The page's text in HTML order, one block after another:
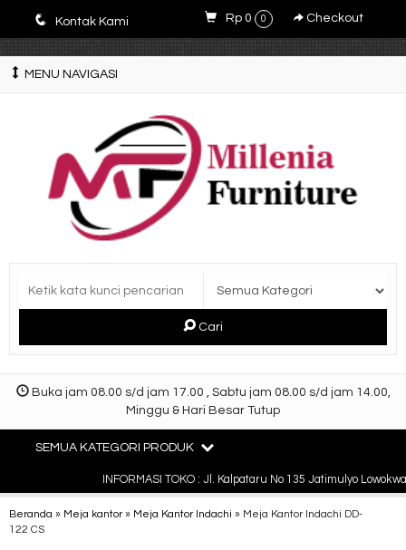
E4r5PsM7nrYg6JlfPWyXLOQjfuCdZwZWM3-9V5y5zQ0
q Kontak Kami Rp 0 0 Checkout
MENU NAVIGASI
Cari
Buka jam 08.00 s/d jam 17.00 , Sabtu jam 08.00 s/d jam 14.00,
Minggu & Hari Besar Tutup
SEMUA KATEGORI PRODUK
INFORMASI TOKO : Jl. Kalpataru No 135 Jatimulyo
Beranda » Meja kantor» Meja Kantor Indachi » Meja Kantor Indachi DD-
122 CS